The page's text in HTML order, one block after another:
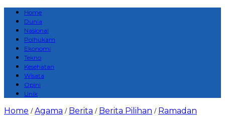
Home
Dunia
Nasional
Polhukam
Ekonomi
Tekno
Kesehatan
Wisata
Opini
Unik
Home /Agama / Berita / Berita Pilihan / Ramadan